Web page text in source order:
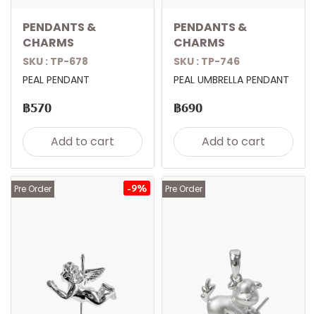
PENDANTS &
CHARMS
SKU : TP-678
PEAL PENDANT
฿570
Add to cart
PENDANTS &
CHARMS
SKU : TP-746
PEAL UMBRELLA PENDANT
฿690
Add to cart
Pre Order -9% Pre Order